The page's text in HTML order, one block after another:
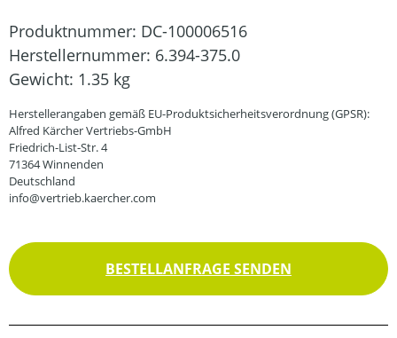
Produktnummer: DC-100006516
Herstellernummer: 6.394-375.0
Gewicht: 1.35 kg
Herstellerangaben gemäß EU-Produktsicherheitsverordnung (GPSR):
Alfred Kärcher Vertriebs-GmbH
Friedrich-List-Str. 4
71364 Winnenden
Deutschland
info@vertrieb.kaercher.com
BESTELLANFRAGE SENDEN